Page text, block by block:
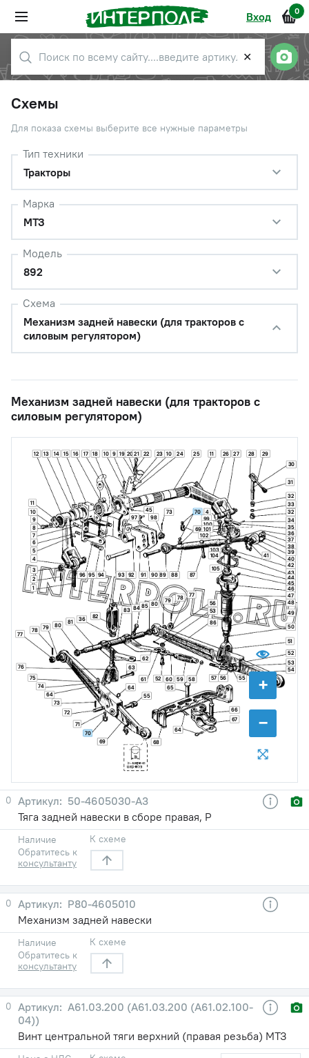
Вход 0
✕
Схемы
Для показа схемы выберите все нужные параметры
Тип техники
Тракторы
Марка
МТЗ
Модель
892
Схема
Механизм задней навески (для тракторов с
силовым регулятором)
Механизм задней навески (для тракторов с
силовым регулятором)
+
−
1
2
3
4
4
5
6
7
8
9
9
10
10
10
11
11
12 13 14 15 16 17 18 19 20 21 22 23 24 25 26 27 28
29
30
31
32
32
33
34
35
36
36
37
38
39
40
41
42
43
44
45
45
46
47
48
49
50
51
52
52
53
53
54
55
55
56
56
57
58
59
60
61
62
63
64
64
64
65
66
67
68
69
69
70
70
71
72
73
73
74
75
76
77
77
78
78
79
79
80
80
81
82
83 84 85
86
87
88
89
90
91
92
93
94
95
96
97 98 99
100
101
102
103
104
105
0
50-4605030-А3
Тяга задней навески в сборе правая, Р
Наличие
Обратитесь к
консультанту
К схеме
0
Р80-4605010
Механизм задней навески
Наличие
Обратитесь к
консультанту
К схеме
0
А61.03.200 (А61.03.200 (А61.02.100-
04))
Винт центральной тяги верхний (правая резьба) МТЗ